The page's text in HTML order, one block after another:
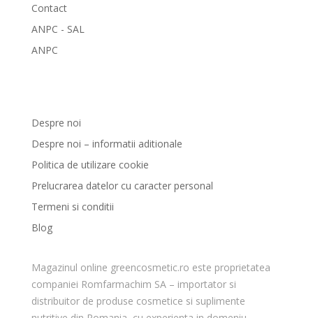
Contact
ANPC - SAL
ANPC
Despre noi
Despre noi – informatii aditionale
Politica de utilizare cookie
Prelucrarea datelor cu caracter personal
Termeni si conditii
Blog
Magazinul online greencosmetic.ro este proprietatea
companiei Romfarmachim SA – importator si
distribuitor de produse cosmetice si suplimente